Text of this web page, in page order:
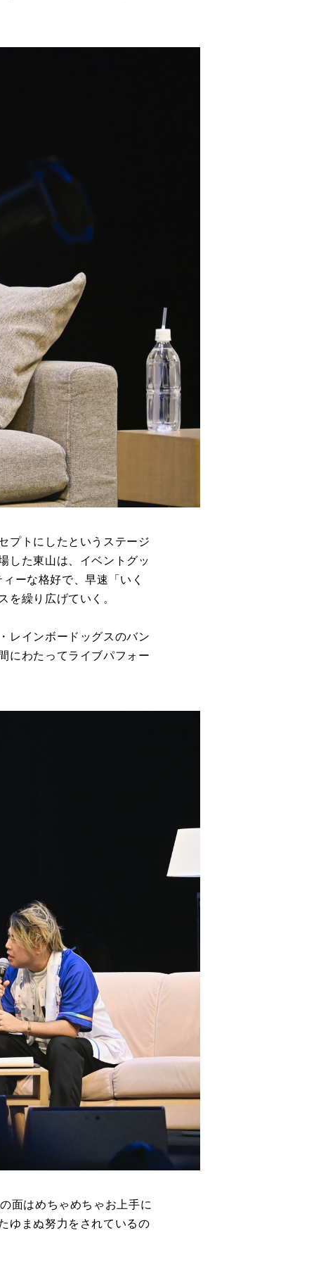
プトにしたというステージ
した東山は、イベントグッ
ーな格好で、早速「いく
を繰り広げていく。
レインボードッグスのバン
にわたってライブパフォー
面はめちゃめちゃお上手に
ゆまぬ努力をされているの